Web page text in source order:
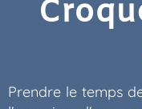
Prendre le temps